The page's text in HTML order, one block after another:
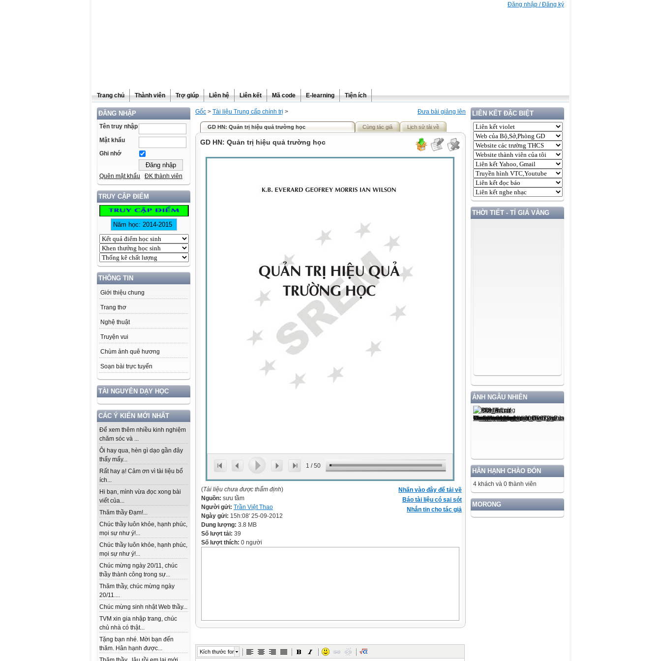
Đăng nhập / Đăng ký
Trang chủ Thành viên Trợ giúp Liên hệ Liên kết Mã code E-learning Tiện ích
ĐĂNG NHẬP
Tên truy nhập
Mật khẩu
Ghi nhớ
Quên mật khẩu ĐK thành viên
TRUY CẬP ĐIỂM
THÔNG TIN
Giới thiệu chung
Trang thơ
Nghệ thuật
Truyện vui
Chùm ảnh quê hương
Soạn bài trực tuyến
TÀI NGUYÊN DẠY HỌC
CÁC Ý KIẾN MỚI NHẤT
Để xem thêm nhiều kinh nghiệm
chăm sóc và ...
Ôi hay qua, hèn gì dạo gần đây
thấy mấy...
Rất hay ạ! Cảm ơn vì tài liệu bổ
ích...
Hi bạn, mình vừa đọc xong bài
viết của...
Thăm thầy Đạm!...
Chúc thầy luôn khỏe, hạnh phúc,
mọi sự như ý!...
Chúc thầy luôn khỏe, hạnh phúc,
mọi sự như ý!...
Chúc mừng ngày 20/11, chúc
thầy thành công trong sự...
Thăm thầy, chúc mừng ngày
20/11....
Chúc mừng sinh nhật Web thầy...
TVM xin gia nhập trang, chúc
chủ nhà có thật...
Tặng bạn nhé. Mời bạn đến
thăm. Hân hạnh được...
LIÊN KẾT ĐẶC BIỆT
THỜI TIẾT - TỈ GIÁ VÀNG
ẢNH NGẪU NHIÊN
HÂN HẠNH CHÀO ĐÓN
4 khách và 0 thành viên
MORONG
Đưa bài giảng lên
Gốc > Tài liệu Trung cấp chính trị >
GD HN: Quản trị hiệu quả trường học Cùng tác giả Lịch sử tải về
GD HN: Quản trị hiệu quả trường học
1 /50
Nhấn vào đây để tải về
Báo tài liệu có sai sót
Nhắn tin cho tác giả
(Tài liệu chưa được thẩm định)
Nguồn: sưu tầm
Người gửi: Trần Việt Thao
Ngày gửi: 15h:08' 25-09-2012
Dung lượng: 3.8 MB
Số lượt tải: 39
Số lượt thích: 0 người
Kích thước font